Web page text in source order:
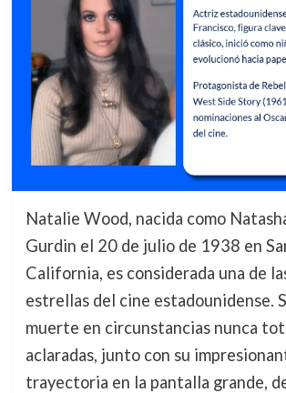
Natalie Wood, nacida como
Gurdin el 20 de julio de 1938 en
California, es considerada una de
estrellas del cine estadounidense.
muerte en circunstancias nunca
aclaradas, junto con su
trayectoria en la pantalla grande,